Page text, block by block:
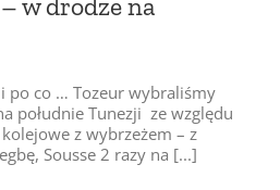
w drodze na
i po co … Tozeur wybraliśmy
południe Tunezji ze względu
z wybrzeżem – z
Sousse 2 razy na [...]